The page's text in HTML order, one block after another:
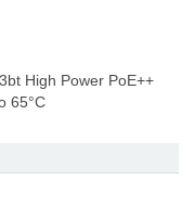
High Power PoE++
65°C